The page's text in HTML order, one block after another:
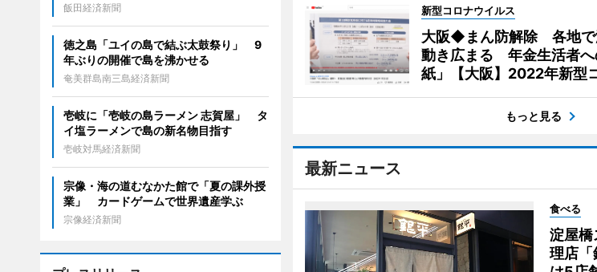
新型コロナウイルス
大阪◆まん防解除 各地で
動き広まる 年金生活者
紙」【大阪】2022年新型
もっと見る
最新ニュース
食べる
淀屋橋
理店
飯田経済新聞
徳之島「ユイの島で結ぶ太鼓祭り」 9
年ぶりの開催で島を沸かせる
奄美群島南三島経済新聞
壱岐に「壱岐の島ラーメン 志賀屋」 タ
イ塩ラーメンで島の新名物目指す
壱岐対馬経済新聞
宗像・海の道むなかた館で「夏の課外授
業」 カードゲームで世界遺産学ぶ
宗像経済新聞